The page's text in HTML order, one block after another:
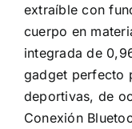
extraíble con
cuerpo en
integrada de
gadget perfecto
deportivas, de
Conexión